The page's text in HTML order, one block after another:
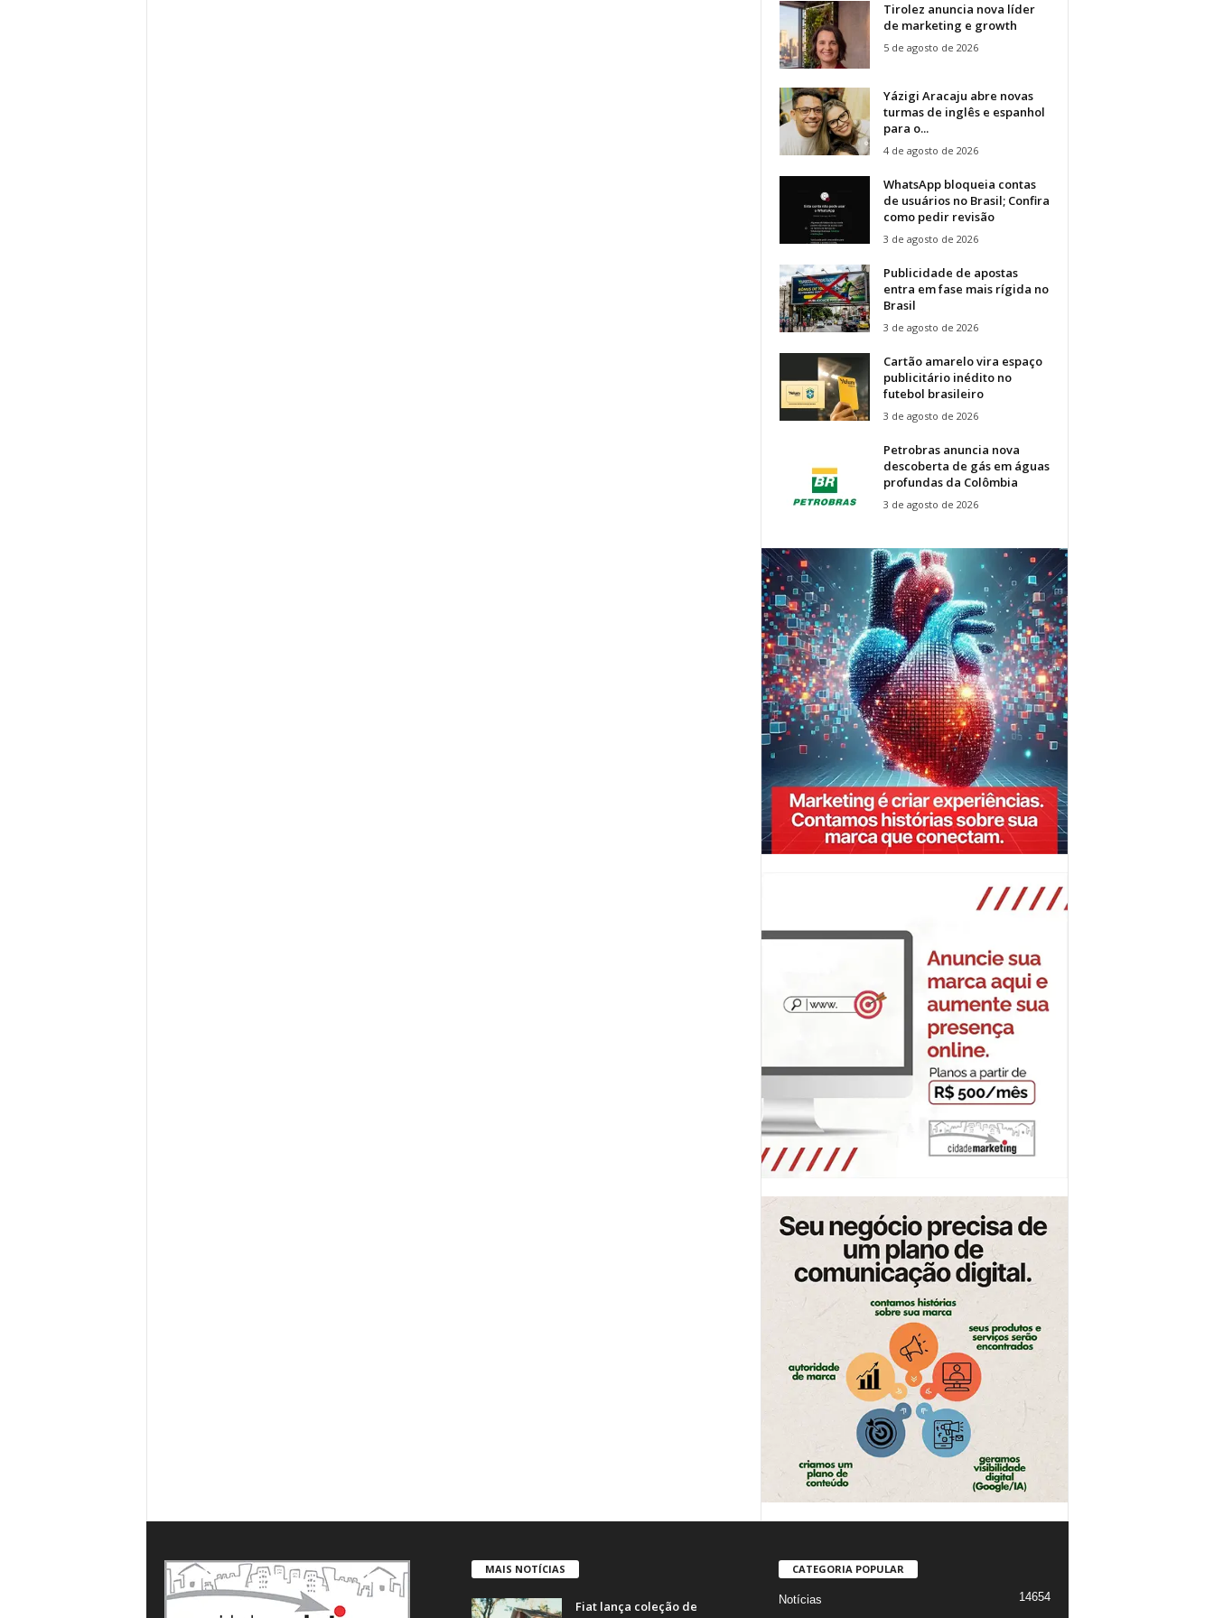
Tirolez anuncia nova líder
de marketing e growth
5 de agosto de 2026
Yázigi Aracaju abre novas
turmas de inglês e espanhol
para o...
4 de agosto de 2026
WhatsApp bloqueia contas
de usuários no Brasil; Confira
como pedir revisão
3 de agosto de 2026
Publicidade de apostas
entra em fase mais rígida no
Brasil
3 de agosto de 2026
Cartão amarelo vira espaço
publicitário inédito no
futebol brasileiro
3 de agosto de 2026
Petrobras anuncia nova
descoberta de gás em águas
profundas da Colômbia
3 de agosto de 2026
MAIS NOTÍCIAS
Fiat lança coleção de
CATEGORIA POPULAR
Notícias
14654